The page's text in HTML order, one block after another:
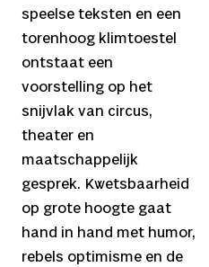
speelse teksten en een
torenhoog klimtoestel
ontstaat een
voorstelling op het
snijvlak van circus,
theater en
maatschappelijk
gesprek. Kwetsbaarheid
op grote hoogte gaat
hand in hand met humor,
rebels optimisme en de